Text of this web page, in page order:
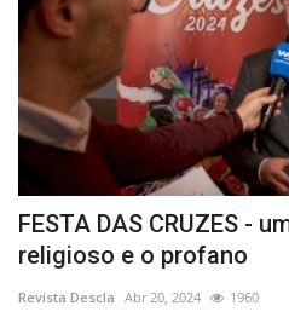
FESTA DAS CRUZES -
religioso e o profano
Revista Descla Abr 20, 2024 1960